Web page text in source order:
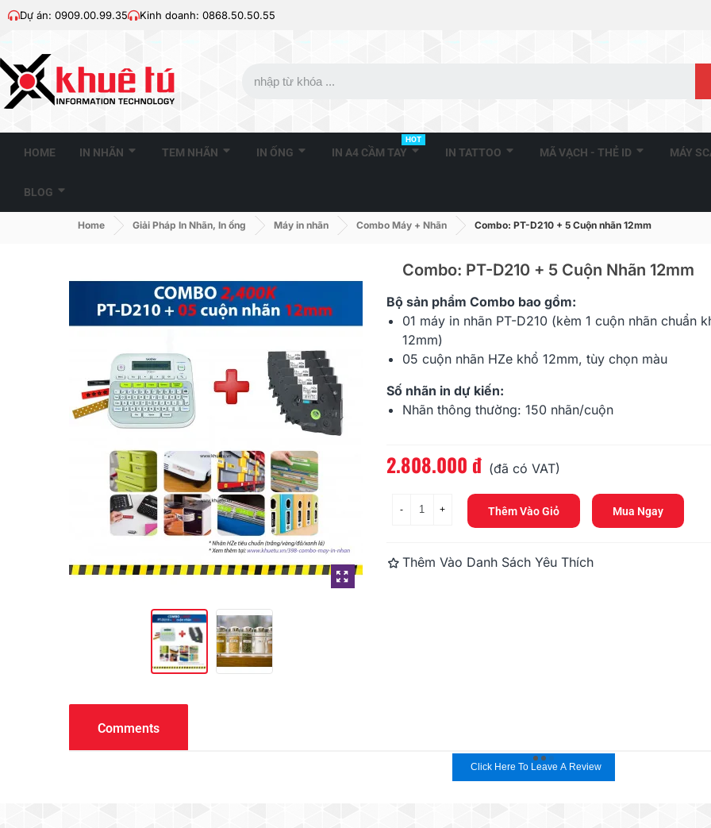
Dự án: 0909.00.99.35 Kinh doanh: 0868.50.50.55
HOME IN NHÃN TEM NHÃN IN ỐNG IN A4 CẦM TAY
HOT
IN TATTOO MÃ VẠCH - THẺ ID MÁY
BLOG
Home Giải Pháp In Nhãn, In ống Máy in nhãn Combo Máy + Nhãn Combo: PT-D210 + 5 Cuộn nhãn 12mm
Combo: PT-D210 + 5 Cuộn Nhãn 12mm
Bộ sản phẩm Combobao gồm:
01 máy in nhãn PT-D210(kèm 1 cuộn nhãn chuẩn
12mm)
05 cuộn nhãn HZekhổ 12mm, tùy chọn màu
Số nhãn in dự kiến:
Nhãn thông thường: 150 nhãn/cuộn
Đọc thêm
2.808.000 đ (đã có VAT)
- + Thêm Vào Giỏ Mua Ngay
Thêm Vào Danh Sách Yêu Thích
Combo: PT-
2.008.800 đ
Comments
Click Here To Leave A Review